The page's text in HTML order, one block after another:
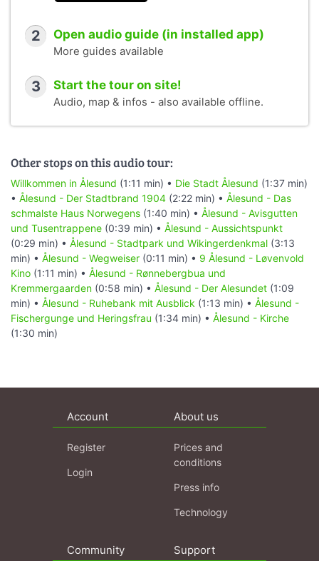
2 Open audio guide (in installed app)
More guides available
3 Start the tour on site!
Audio, map & infos - also available offline.
Other stops on this audio tour:
Willkommen in Ålesund (1:11 min) • Die Stadt Ålesund (1:37 min)
• Ålesund - Der Stadtbrand 1904 (2:22 min) • Ålesund - Das
schmalste Haus Norwegens (1:40 min) • Ålesund - Avisgutten
und Tusentrappene (0:39 min) • Ålesund - Aussichtspunkt
(0:29 min) • Ålesund - Stadtpark und Wikingerdenkmal (3:13
min) • Ålesund - Wegweiser (0:11 min) • 9 Ålesund - Løvenvold
Kino (1:11 min) • Ålesund - Rønnebergbua und
Kremmergaarden (0:58 min) • Ålesund - Der Alesundet (1:09
min) • Ålesund - Ruhebank mit Ausblick (1:13 min) • Ålesund -
Fischergunge und Heringsfrau (1:34 min) • Ålesund - Kirche
(1:30 min)
Account
Register
Login
About us
Prices and
conditions
Press info
Technology
Community Support